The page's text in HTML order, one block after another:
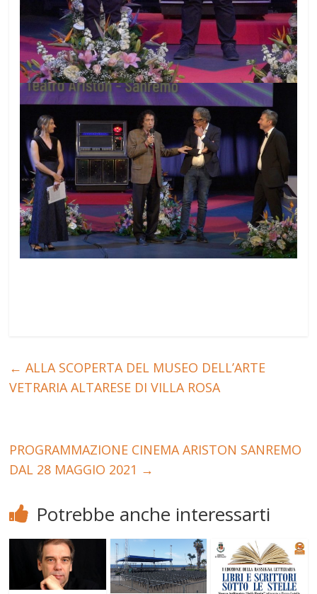
← ALLA SCOPERTA DEL MUSEO DELL’ARTE
VETRARIA ALTARESE DI VILLA ROSA
PROGRAMMAZIONE CINEMA ARISTON SANREMO
DAL 28 MAGGIO 2021 →
Potrebbe anche interessarti